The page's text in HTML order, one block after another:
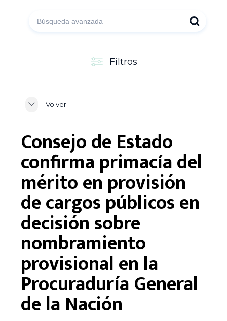
Filtros
Volver
Consejo de Estado
confirma primacía del
mérito en provisión
de cargos públicos en
decisión sobre
nombramiento
provisional en la
Procuraduría General
de la Nación